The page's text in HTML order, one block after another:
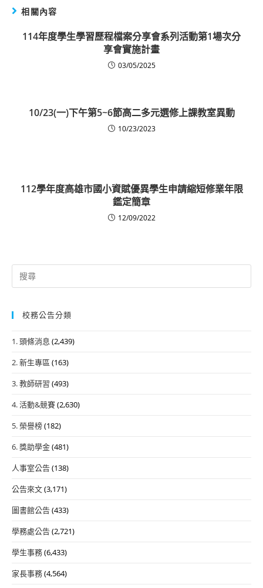
相關內容
114年度學生學習歷程檔案分享會系列活動第1場次分
享會實施計畫
03/05/2025
10/23(一)下午第5~6節高二多元選修上課教室異動
10/23/2023
112學年度高雄市國小資賦優異學生申請縮短修業年限
鑑定簡章
12/09/2022
Search
for:
校務公告分類
1. 頭條消息 (2,439)
2. 新生專區 (163)
3. 教師研習 (493)
4. 活動&競賽(2,630)
5. 榮譽榜(182)
6. 獎助學金(481)
人事室公告(138)
公告來文(3,171)
圖書館公告(433)
學務處公告(2,721)
學生事務(6,433)
家長事務(4,564)